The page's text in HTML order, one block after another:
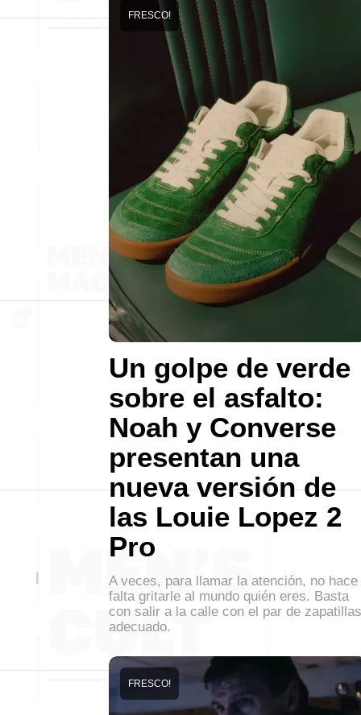
Un golpe de verde
sobre el asfalto:
Noah y Converse
presentan una
nueva versión de
las Louie Lopez 2
Pro
FRESCO!
A veces, para llamar la atención, no hace
falta gritarle al mundo quién eres. Basta
con salir a la calle con el par de zapatillas
adecuado.
FRESCO!